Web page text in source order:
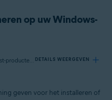
op uw Windows-
Van toepassing op Alle beschikbare Avast-producten voor Windows DETAILS WEERGEVEN
geven voor het installeren of